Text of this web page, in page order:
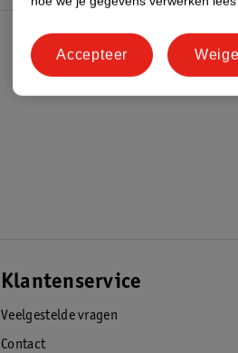
Klantenservice
Veelgestelde vragen
Contact
Accepteer